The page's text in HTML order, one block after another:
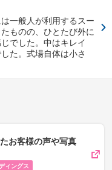
一般人が利用するスー
ものの、ひとたび外に
でした。中はキレイ
た。式場自体は小さ
お客様の声や写真​
ィングス